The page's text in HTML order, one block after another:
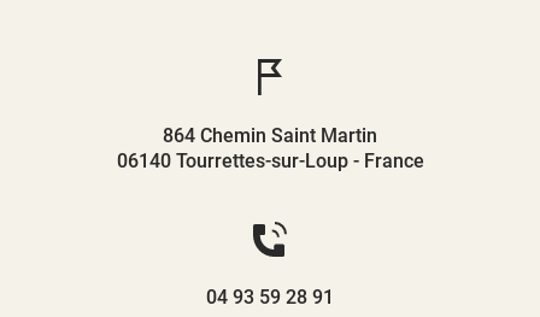
864 Chemin Saint Martin
06140 Tourrettes-sur-Loup - France
04 93 59 28 91